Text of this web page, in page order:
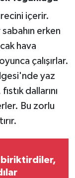
içerir.
erken
hava
çalışırlar.
yaz
dallarını
Bu zorlu
biriktirdiler,